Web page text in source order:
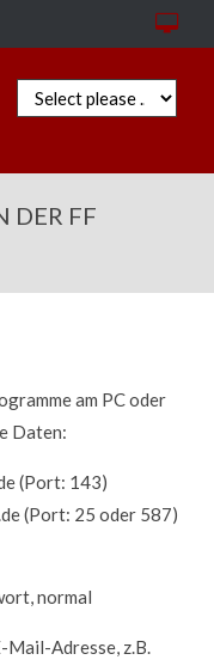
Zielseite
DER FF
am PC oder
Daten:
(Port: 143)
(Port: 25 oder 587)
normal
Mail-Adresse, z.B.